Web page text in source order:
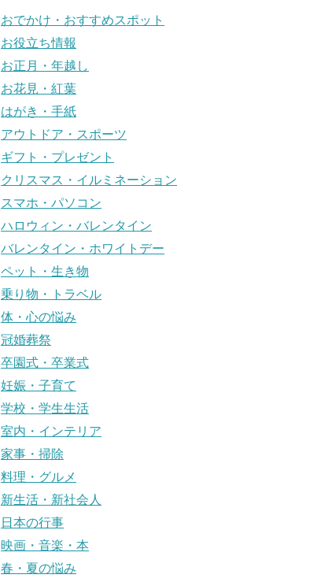
おでかけ・おすすめスポット
お役立ち情報
お正月・年越し
お花見・紅葉
はがき・手紙
アウトドア・スポーツ
ギフト・プレゼント
クリスマス・イルミネーション
スマホ・パソコン
ハロウィン・バレンタイン
バレンタイン・ホワイトデー
ペット・生き物
乗り物・トラベル
体・心の悩み
冠婚葬祭
卒園式・卒業式
妊娠・子育て
学校・学生生活
室内・インテリア
家事・掃除
料理・グルメ
新生活・新社会人
日本の行事
映画・音楽・本
春・夏の悩み